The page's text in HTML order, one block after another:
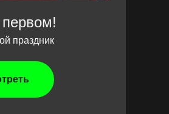
праздник